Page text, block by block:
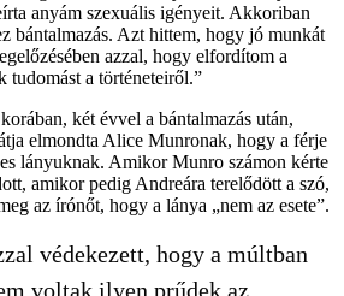
anyám szexuális igényeit. Akkoriban
bántalmazás. Azt hittem, hogy jó munkát
azzal, hogy elfordítom a
tudomást a történeteiről.”
két évvel a bántalmazás után,
elmondta Alice Munronak, hogy a férje
lányuknak. Amikor Munro számon kérte
amikor pedig Andreára terelődött a szó,
az írónőt, hogy a lánya „nem az esete”.
védekezett, hogy a múltban
voltak ilyen prűdek az